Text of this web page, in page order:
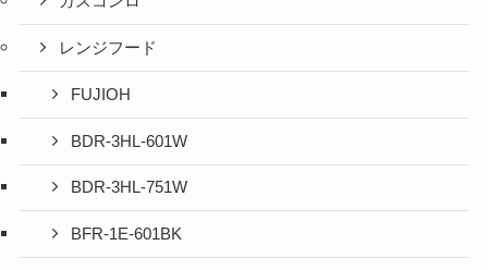
レンジフード
FUJIOH
BDR-3HL-601W
BDR-3HL-751W
BFR-1E-601BK